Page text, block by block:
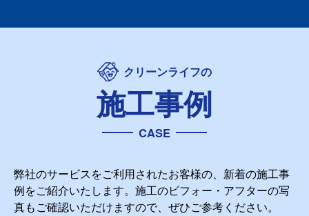
クリーンライフの
施工事例
CASE
弊社のサービスをご利用されたお客様の、新着の施工事
例をご紹介いたします。施工のビフォー・アフターの写
真もご確認いただけますので、ぜひご参考ください。